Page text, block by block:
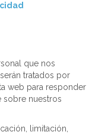
que nos
tratados por
web para responder
sobre nuestros
limitación,